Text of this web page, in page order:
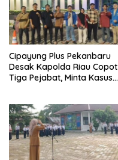
Cipayung Plus Pekanbaru
Desak Kapolda Riau Copot
Tiga Pejabat, Minta Kasus